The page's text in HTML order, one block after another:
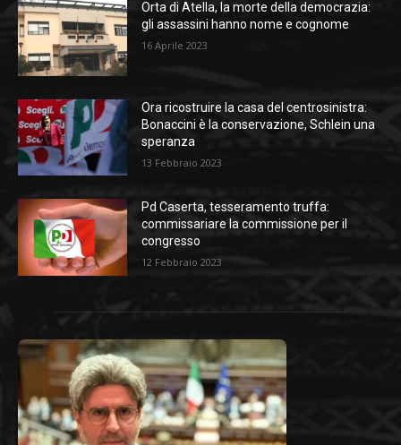
Orta di Atella, la morte della democrazia:
gli assassini hanno nome e cognome
16 Aprile 2023
Ora ricostruire la casa del centrosinistra:
Bonaccini è la conservazione, Schlein una
speranza
13 Febbraio 2023
Pd Caserta, tesseramento truffa:
commissariare la commissione per il
congresso
12 Febbraio 2023